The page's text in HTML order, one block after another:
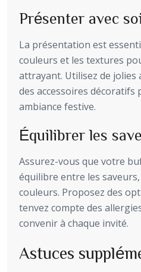
Présenter avec
La présentation est
couleurs et les textures
attrayant. Utilisez de jolies
des accessoires décoratifs
ambiance festive.
Équilibrer les
Assurez-vous que votre
équilibre entre les
couleurs. Proposez des
tenvez compte des
convenir à chaque invité.
Astuces